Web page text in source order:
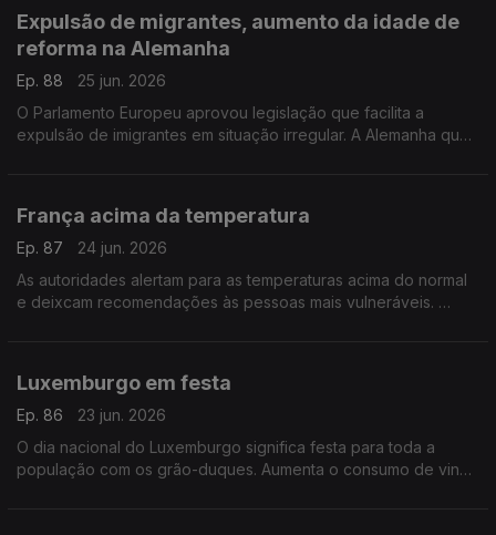
Expulsão de migrantes, aumento da idade de
reforma na Alemanha
Ep. 88
25 jun. 2026
O Parlamento Europeu aprovou legislação que facilita a
expulsão de imigrantes em situação irregular. A Alemanha quer
França acima da temperatura
Ep. 87
24 jun. 2026
As autoridades alertam para as temperaturas acima do normal
e deixcam recomendações às pessoas mais vulneráveis.
Luxemburgo em festa
Ep. 86
23 jun. 2026
O dia nacional do Luxemburgo significa festa para toda a
população com os grão-duques. Aumenta o consumo de vinho